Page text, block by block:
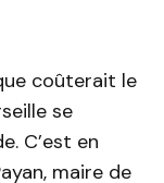
coûterait le
se
C’est en
maire de